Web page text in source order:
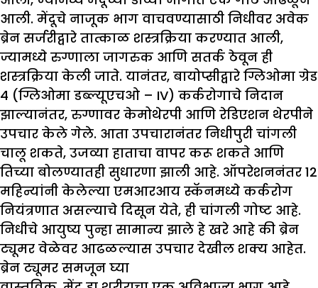
आली. मेंदूचे नाजूक भाग वाचवण्यासाठी निधीवर अवेक
ब्रेन सर्जरीद्वारे तात्काळ शस्त्रक्रिया करण्यात आली,
ज्यामध्ये रुग्णाला जागरुक आणि सतर्क ठेवून ही
शस्त्रक्रिया केली जाते. यानंतर, बायोप्सीद्वारे ग्लिओमा ग्रेड
4 (ग्लिओमा डब्ल्यूएचओ – IV) कर्करोगाचे निदान
झाल्यानंतर, रुग्णावर केमोथेरपी आणि रेडिएशन थेरपीने
उपचार केले गेले. आता उपचारानंतर निधीपुरी चांगली
चालू शकते, उजव्या हाताचा वापर करू शकते आणि
तिच्या बोलण्यातही सुधारणा झाली आहे. ऑपरेशननंतर 12
महिन्यांनी केलेल्या एमआरआय स्कॅनमध्ये कर्करोग
नियंत्रणात असल्याचे दिसून येते, ही चांगली गोष्ट आहे.
निधीचे आयुष्य पुन्हा सामान्य झाले हे खरे आहे की ब्रेन
ट्यूमर वेळेवर आढळल्यास उपचार देखील शक्य आहेत.
ब्रेन ट्यूमर समजून घ्या